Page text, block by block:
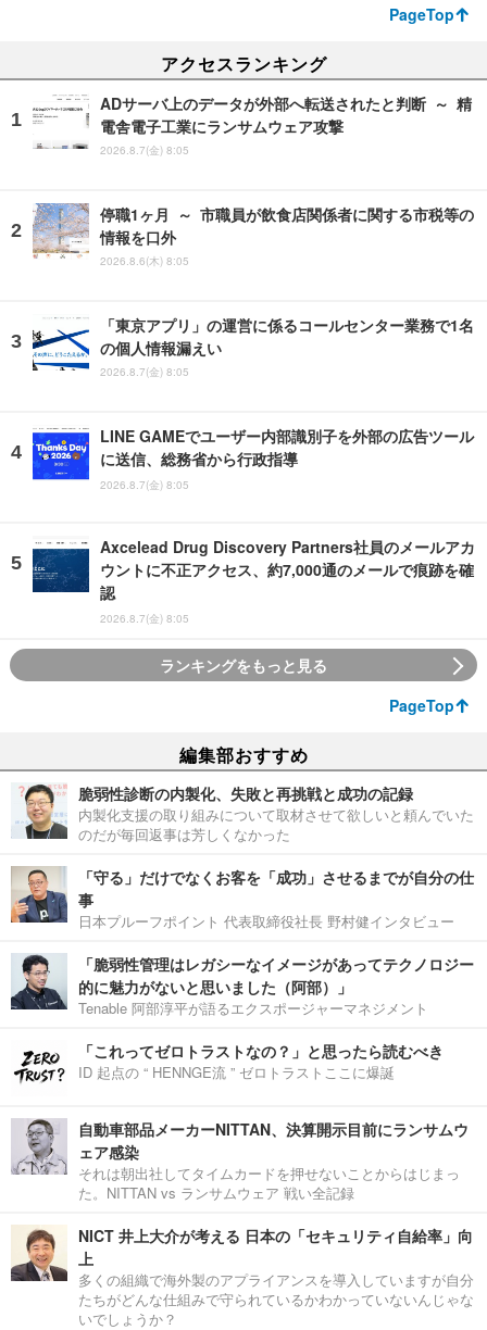
PageTop
アクセスランキング
ADサーバ上のデータが外部へ転送されたと判断 ～ 精
電舎電子工業にランサムウェア攻撃
2026.8.7(金) 8:05
停職1ヶ月 ～ 市職員が飲食店関係者に関する市税等の
情報を口外
2026.8.6(木) 8:05
「東京アプリ」の運営に係るコールセンター業務で1名
の個人情報漏えい
2026.8.7(金) 8:05
LINE GAMEでユーザー内部識別子を外部の広告ツール
に送信、総務省から行政指導
2026.8.7(金) 8:05
Axcelead Drug Discovery Partners社員のメールアカ
ウントに不正アクセス、約7,000通のメールで痕跡を確
認
2026.8.7(金) 8:05
ランキングをもっと見る
PageTop
編集部おすすめ
脆弱性診断の内製化、失敗と再挑戦と成功の記録
内製化支援の取り組みについて取材させて欲しいと頼んでいた
のだが毎回返事は芳しくなかった
「守る」だけでなくお客を「成功」させるまでが自分の仕
事
日本プルーフポイント 代表取締役社長 野村健インタビュー
「脆弱性管理はレガシーなイメージがあってテクノロジー
的に魅力がないと思いました（阿部）」
Tenable 阿部淳平が語るエクスポージャーマネジメント
「これってゼロトラストなの？」と思ったら読むべき
ID 起点の “ HENNGE流 ” ゼロトラストここに爆誕
自動車部品メーカーNITTAN、決算開示目前にランサムウ
ェア感染
それは朝出社してタイムカードを押せないことからはじまっ
た。NITTAN vs ランサムウェア 戦い全記録
NICT 井上大介が考える 日本の「セキュリティ自給率」向
上
多くの組織で海外製のアプライアンスを導入していますが自分
たちがどんな仕組みで守られているかわかっていないんじゃな
いでしょうか？